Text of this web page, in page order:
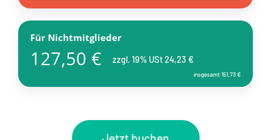
Für Nichtmitglieder
127,50 € zzgl. 19% USt 24,23 €
insgesamt 151,73 €